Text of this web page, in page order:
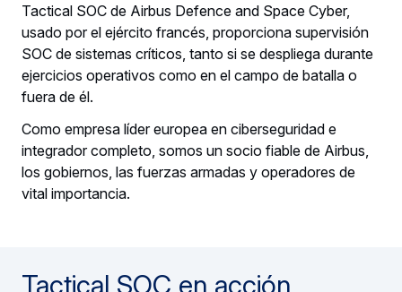
Tactical SOC de Airbus Defence and Space Cyber,
usado por el ejército francés, proporciona supervisión
SOC de sistemas críticos, tanto si se despliega durante
ejercicios operativos como en el campo de batalla o
fuera de él.
Como empresa líder europea en ciberseguridad e
integrador completo, somos un socio fiable de Airbus,
los gobiernos, las fuerzas armadas y operadores de
vital importancia.
Tactical SOC en acción